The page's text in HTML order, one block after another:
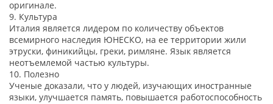
оригинале.
9. Культура
Италия является лидером по количеству объектов
всемирного наследия ЮНЕСКО, на ее территории жили
этруски, финикийцы, греки, римляне. Язык является
неотъемлемой частью культуры.
10. Полезно
Ученые доказали, что у людей, изучающих иностранные
языки, улучшается память, повышается работоспособность